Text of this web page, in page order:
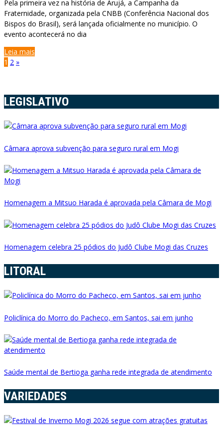
Pela primeira vez na história de Arujá, a Campanha da
Fraternidade, organizada pela CNBB (Conferência Nacional dos
Bispos do Brasil), será lançada oficialmente no município. O
evento acontecerá no dia
Leia mais
Paginação
1 2 »
LEGISLATIVO
Câmara aprova subvenção para seguro rural em Mogi
Homenagem a Mitsuo Harada é aprovada pela Câmara de Mogi
Homenagem celebra 25 pódios do Judô Clube Mogi das Cruzes
LITORAL
Policlínica do Morro do Pacheco, em Santos, sai em junho
Saúde mental de Bertioga ganha rede integrada de atendimento
VARIEDADES